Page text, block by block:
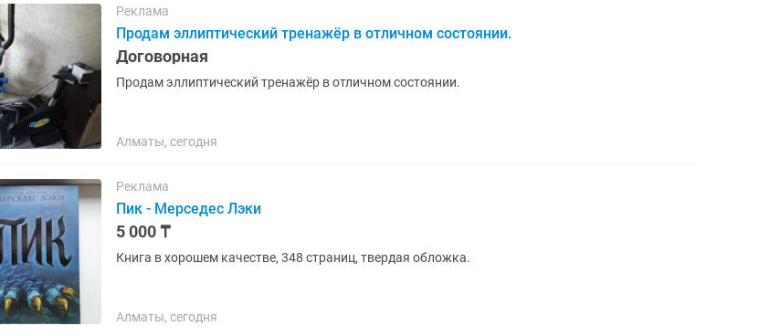
Реклама
Продам эллиптический тренажёр в отличном состоянии.
Договорная
Продам эллиптический тренажёр в отличном состоянии.
Алматы, сегодня
Реклама
Пик - Мерседес Лэки
5 000 ₸
Книга в хорошем качестве, 348 страниц, твердая обложка.
Алматы, сегодня